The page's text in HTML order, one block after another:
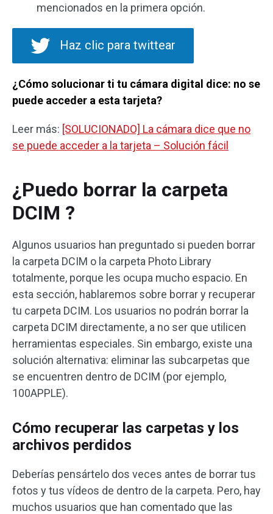
mencionados en la primera opción.
Haz clic para twittear
¿Cómo solucionar ti tu cámara digital dice: no se
puede acceder a esta tarjeta?
Leer más: [SOLUCIONADO] La cámara dice que no
se puede acceder a la tarjeta – Solución fácil
¿Puedo borrar la carpeta
DCIM ?
Algunos usuarios han preguntado si pueden borrar
la carpeta DCIM o la carpeta Photo Library
totalmente, porque les ocupa mucho espacio. En
esta sección, hablaremos sobre borrar y recuperar
tu carpeta DCIM. Los usuarios no podrán borrar la
carpeta DCIM directamente, a no ser que utilicen
herramientas especiales. Sin embargo, existe una
solución alternativa: eliminar las subcarpetas que
se encuentren dentro de DCIM (por ejemplo,
100APPLE).
Cómo recuperar las carpetas y los
archivos perdidos
Deberías pensártelo dos veces antes de borrar tus
fotos y tus vídeos de dentro de la carpeta. Pero, hay
muchos usuarios que han comentado que las